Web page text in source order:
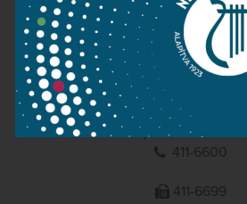
NEMZETI
1095 Budapest, Komor
411-6600
411-6699